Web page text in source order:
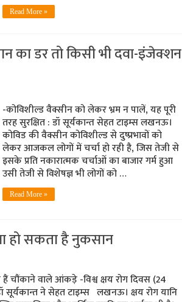
Read More »
का डर तो किसी भी दवा-इंजेक्शन
-कोविशील्ड वैक्सीन को लेकर भ्रम न पालें, यह पूरी
तरह सुरक्षित : डॉ सूर्यकान्त सेहत टाइम्स लखनऊ।
कोविड की वैक्सीन कोविशील्ड से दुष्प्रभावों को
लेकर आजकल लोगों में चर्चा हो रही है, जिस तेजी से
इसके प्रति नकारात्मक चर्चाओं का बाजार गर्म हुआ
उसी तेजी से विशेषज्ञ भी लोगों को …
Read More »
हो सकता है नुकसान
चौंकाने वाले आंकड़े -विश्व क्षय रोग दिवस (24
सूर्यकान्‍त ने सेहत टाइम्‍स लखनऊ। क्षय रोग यानि